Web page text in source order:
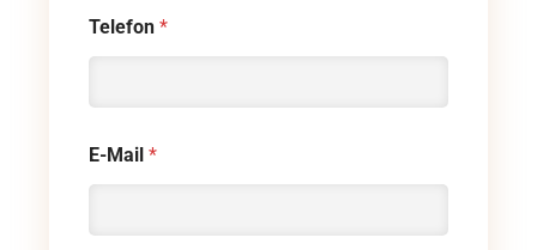
Telefon *
E-Mail *